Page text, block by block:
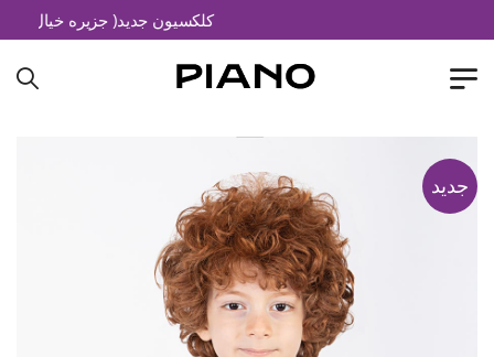
کلکسیون جدید( جزیره خیال)
جدید